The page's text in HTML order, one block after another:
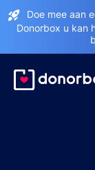
Doe mee aan
Donorbox u kan